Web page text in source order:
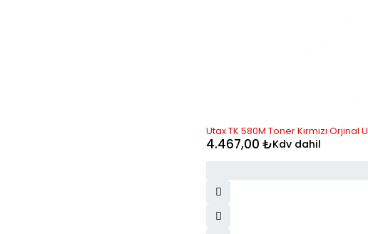
Utax TK 580M Toner Kırmızı Orjinal
4.467,00 ₺Kdv dahil